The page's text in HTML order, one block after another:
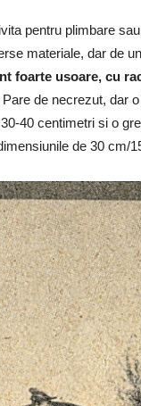
pentru plimbare
materiale, dar de
foarte usoare, cu
de necrezut, dar
40 centimetri si o
de 30 cm/